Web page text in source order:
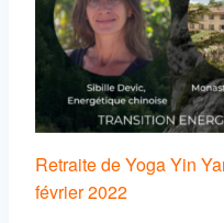
Retraite de Yoga Yin
février 2022